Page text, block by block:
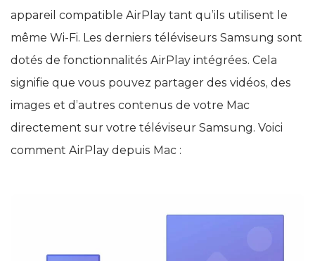
appareil compatible AirPlay tant qu’ils utilisent le
même Wi-Fi. Les derniers téléviseurs Samsung sont
dotés de fonctionnalités AirPlay intégrées. Cela
signifie que vous pouvez partager des vidéos, des
images et d’autres contenus de votre Mac
directement sur votre téléviseur Samsung. Voici
comment AirPlay depuis Mac :